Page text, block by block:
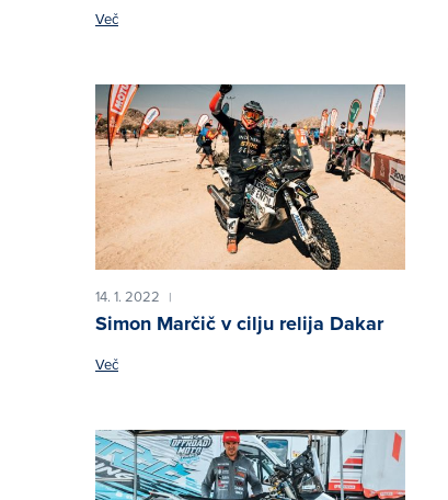
Več
14. 1. 2022 |
Simon Marčič v cilju relija Dakar
Več